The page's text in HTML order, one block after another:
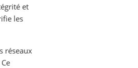
et
les
réseaux